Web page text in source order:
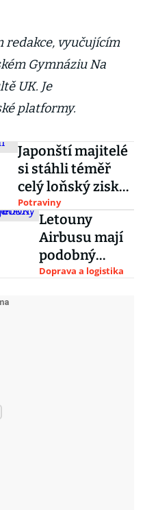
redakce, vyučujícím
Gymnáziu Na
UK. Je
platformy.
Japonští majitelé
si stáhli téměř
celý loňský zisk
Plzeňského
Prazdroje
Potraviny
Letouny
Airbusu mají
podobný
problém jako
Doprava a logistika